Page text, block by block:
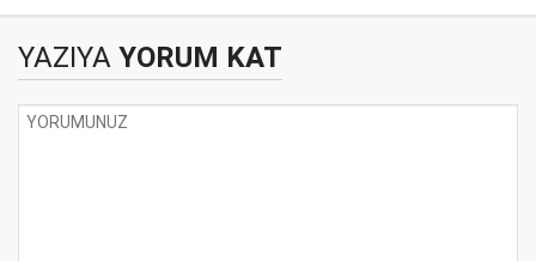
YAZIYA YORUM KAT